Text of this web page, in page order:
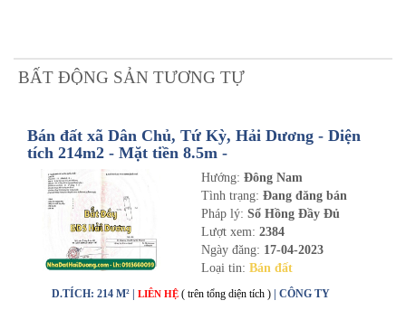
BẤT ĐỘNG SẢN TƯƠNG TỰ
Bán đất xã Dân Chủ, Tứ Kỳ, Hải Dương - Diện
tích 214m2 - Mặt tiền 8.5m -
nhadathaiduong.com
Hướng: Đông Nam
Tình trạng: Đang đăng bán
Pháp lý: Sổ Hồng Đầy Đủ
Lượt xem: 2384
Ngày đăng: 17-04-2023
Loại tin: Bán đất
D.TÍCH: 214 M² | LIÊN HỆ ( trên tổng diện tích ) | CÔNG TY